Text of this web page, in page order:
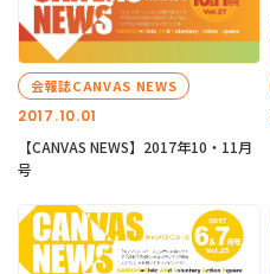
2017.10.01
会報誌CANVAS NEWS
【CANVAS NEWS】2017年10・11月
号